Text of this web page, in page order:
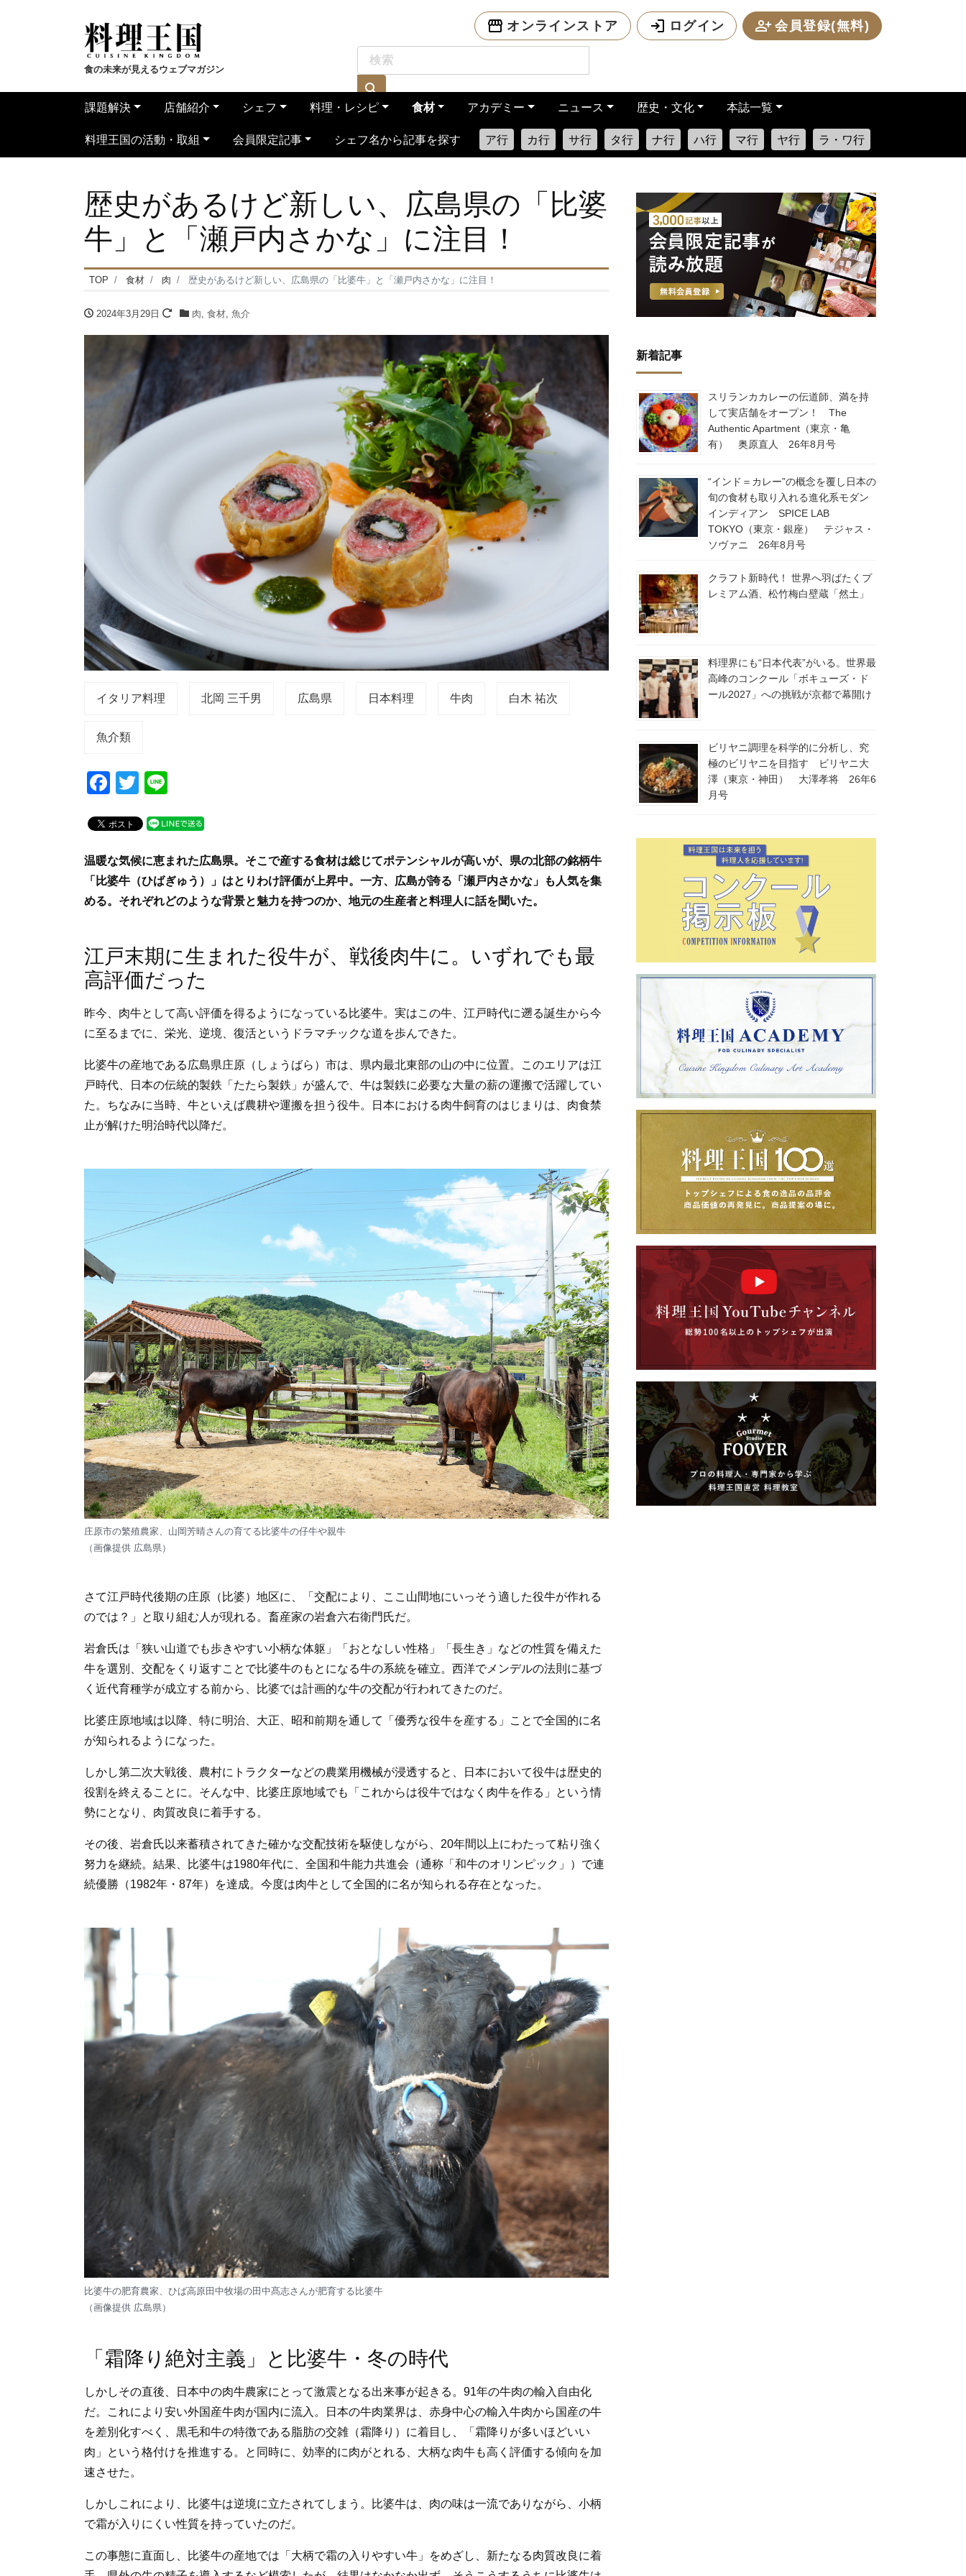
食の未来が見えるウェブマガジン
オンラインストア ログイン 会員登録(無料)
課題解決 店舗紹介 シェフ 料理・レシピ 食材 アカデミー ニュース 歴史・文化 本誌一覧
料理王国の活動・取組 会員限定記事 シェフ名から記事を探す ア行 カ行 サ行 タ行 ナ行 ハ行 マ行 ヤ行 ラ・ワ行
歴史があるけど新しい、広島県の「比婆
牛」と「瀬戸内さかな」に注目！
TOP 食材 肉 歴史があるけど新しい、広島県の「比婆牛」と「瀬戸内さかな」に注目！
2024年3月29日 肉, 食材, 魚介
イタリア料理 北岡 三千男 広島県 日本料理 牛肉 白木 祐次
魚介類
F
c
e
b
o
k
T
tt
er
e
温暖な気候に恵まれた広島県。そこで産する食材は総じてポテンシャルが高いが、県の北部の銘柄牛
「比婆牛（ひばぎゅう）」はとりわけ評価が上昇中。一方、広島が誇る「瀬戸内さかな」も人気を集
める。それぞれどのような背景と魅力を持つのか、地元の生産者と料理人に話を聞いた。
江戸末期に生まれた役牛が、戦後肉牛に。いずれでも最
高評価だった
昨今、肉牛として高い評価を得るようになっている比婆牛。実はこの牛、江戸時代に遡る誕生から今
に至るまでに、栄光、逆境、復活というドラマチックな道を歩んできた。
比婆牛の産地である広島県庄原（しょうばら）市は、県内最北東部の山の中に位置。このエリアは江
戸時代、日本の伝統的製鉄「たたら製鉄」が盛んで、牛は製鉄に必要な大量の薪の運搬で活躍してい
た。ちなみに当時、牛といえば農耕や運搬を担う役牛。日本における肉牛飼育のはじまりは、肉食禁
止が解けた明治時代以降だ。
庄原市の繁殖農家、山岡芳晴さんの育てる比婆牛の仔牛や親牛
（画像提供 広島県）
さて江戸時代後期の庄原（比婆）地区に、「交配により、ここ山間地にいっそう適した役牛が作れる
のでは？」と取り組む人が現れる。畜産家の岩倉六右衛門氏だ。
岩倉氏は「狭い山道でも歩きやすい小柄な体躯」「おとなしい性格」「長生き」などの性質を備えた
牛を選別、交配をくり返すことで比婆牛のもとになる牛の系統を確立。西洋でメンデルの法則に基づ
く近代育種学が成立する前から、比婆では計画的な牛の交配が行われてきたのだ。
比婆庄原地域は以降、特に明治、大正、昭和前期を通して「優秀な役牛を産する」ことで全国的に名
が知られるようになった。
しかし第二次大戦後、農村にトラクターなどの農業用機械が浸透すると、日本において役牛は歴史的
役割を終えることに。そんな中、比婆庄原地域でも「これからは役牛ではなく肉牛を作る」という情
勢にとなり、肉質改良に着手する。
その後、岩倉氏以来蓄積されてきた確かな交配技術を駆使しながら、20年間以上にわたって粘り強く
努力を継続。結果、比婆牛は1980年代に、全国和牛能力共進会（通称「和牛のオリンピック」）で連
続優勝（1982年・87年）を達成。今度は肉牛として全国的に名が知られる存在となった。
比婆牛の肥育農家、ひば高原田中牧場の田中髙志さんが肥育する比婆牛
（画像提供 広島県）
「霜降り絶対主義」と比婆牛・冬の時代
しかしその直後、日本中の肉牛農家にとって激震となる出来事が起きる。91年の牛肉の輸入自由化
だ。これにより安い外国産牛肉が国内に流入。日本の牛肉業界は、赤身中心の輸入牛肉から国産の牛
を差別化すべく、黒毛和牛の特徴である脂肪の交雑（霜降り）に着目し、「霜降りが多いほどいい
肉」という格付けを推進する。と同時に、効率的に肉がとれる、大柄な肉牛も高く評価する傾向を加
速させた。
しかしこれにより、比婆牛は逆境に立たされてしまう。比婆牛は、肉の味は一流でありながら、小柄
で霜が入りにくい性質を持っていたのだ。
この事態に直面し、比婆牛の産地では「大柄で霜の入りやすい牛」をめざし、新たなる肉質改良に着
新着記事
スリランカカレーの伝道師、満を持
して実店舗をオープン！ The
Authentic Apartment（東京・亀
有） 奥原直人 26年8月号
“インド＝カレー”の概念を覆し日本の
旬の食材も取り入れる進化系モダン
インディアン SPICE LAB
TOKYO（東京・銀座） テジャス・
ソヴァニ 26年8月号
クラフト新時代！ 世界へ羽ばたくプ
レミアム酒、松竹梅白壁蔵「然土」
料理界にも“日本代表”がいる。世界最
高峰のコンクール「ボキューズ・ド
ール2027」への挑戦が京都で幕開け
ビリヤニ調理を科学的に分析し、究
極のビリヤニを目指す ビリヤニ大
澤（東京・神田） 大澤孝将 26年6
月号